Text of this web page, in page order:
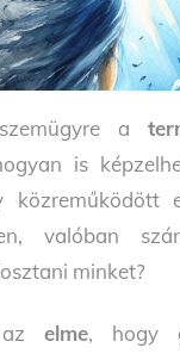
a
is
közreműködött
valóban
minket?
elme, hogy